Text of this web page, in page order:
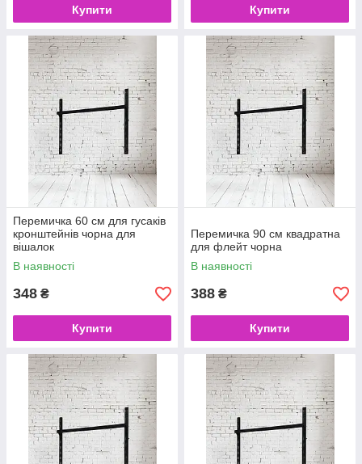
Купити Купити
Перемичка 60 см для гусаків
кронштейнів чорна для
вішалок
В наявності
348 ₴
Купити
Перемичка 90 см квадратна
для флейт чорна
В наявності
388 ₴
Купити